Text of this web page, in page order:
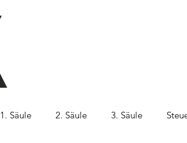
1. Säule 2. Säule 3. Säule